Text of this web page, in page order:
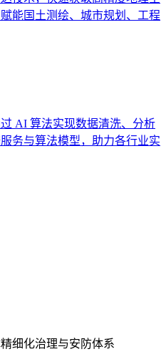
能国土测绘、城市规划、工程
AI 算法实现数据清洗、分析
务与算法模型，助力各行业实
细化治理与安防体系